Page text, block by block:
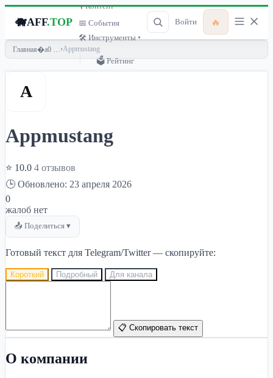
🐗AFF.TOP
🎙 Контент ▾
📅 События
🛠 Инструменты ▾
🗳 Рейтинг
Войти 🔥
Главная ›Appmustang
A
Appmustang
⭐ 10.0 4 отзывов
🕒 Обновлено: 23 апреля 2026
0
жалоб нет
📤 Поделиться ▾
Готовый текст для Telegram/Twitter — скопируйте:
Короткий Подробный Для канала
📋 Скопировать текст
О компании